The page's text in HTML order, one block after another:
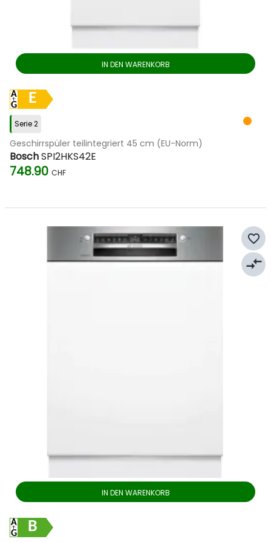
IN DEN WARENKORB
E
Serie 2
Geschirrspüler teilintegriert 45 cm (EU-Norm)
BoschSPI2HKS42E
748.90 CHF
IN DEN WARENKORB
B
favorite_border
compare_arrows